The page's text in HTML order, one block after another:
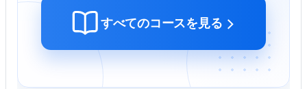
すべてのコースを見る ›